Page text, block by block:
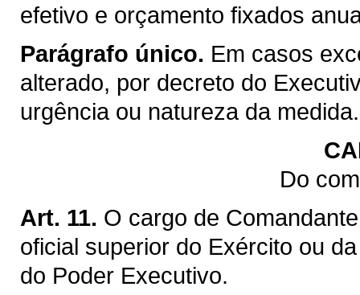
efetivo e orçamento fixados
Parágrafo único. Em casos
alterado, por decreto do
urgência ou natureza da medida.
Do
Art. 11. O cargo de
oficial superior do Exército ou
do Poder Executivo.